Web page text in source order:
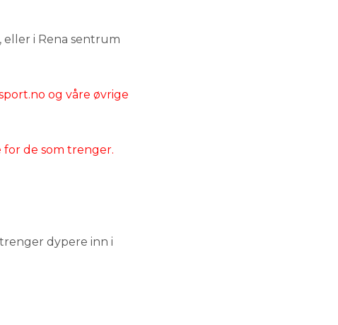
i Rena sentrum
og våre øvrige
for de som trenger.
dypere inn i